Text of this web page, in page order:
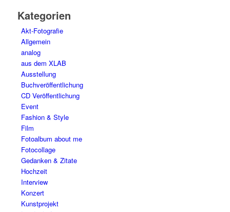
Kategorien
Akt-Fotografie
Allgemein
analog
aus dem XLAB
Ausstellung
Buchveröffentlichung
CD Veröffentlichung
Event
Fashion & Style
Film
Fotoalbum about me
Fotocollage
Gedanken & Zitate
Hochzeit
Interview
Konzert
Kunstprojekt